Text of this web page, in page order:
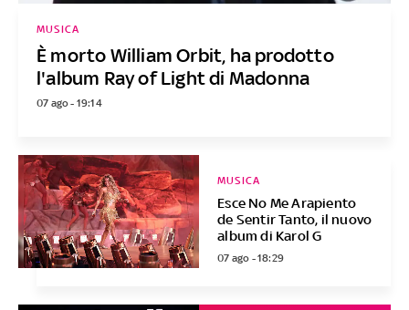
È morto William Orbit, ha prodotto
l'album Ray of Light di Madonna
MUSICA
07 ago - 19:14
Esce No Me Arapiento
de Sentir Tanto, il nuovo
album di Karol G
MUSICA
07 ago - 18:29